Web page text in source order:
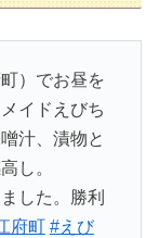
）でお昼を
イドえびち
汁、漬物と
し。
した。勝利
府町
#えび